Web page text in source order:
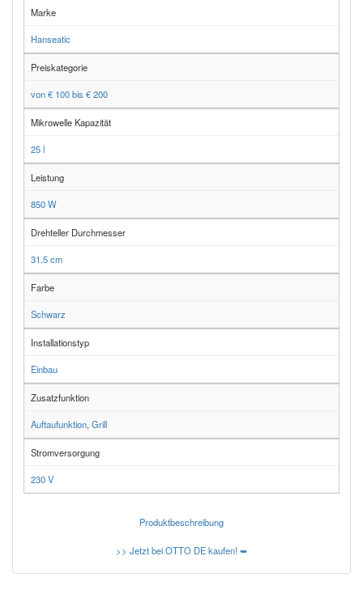
Marke
Hanseatic
Preiskategorie
von € 100 bis € 200
Mikrowelle Kapazität
25 l
Leistung
850 W
Drehteller Durchmesser
31,5 cm
Farbe
Schwarz
Installationstyp
Einbau
Zusatzfunktion
Auftaufunktion, Grill
Stromversorgung
230 V
Produktbeschreibung
>> Jetzt bei OTTO DE kaufen! ➥